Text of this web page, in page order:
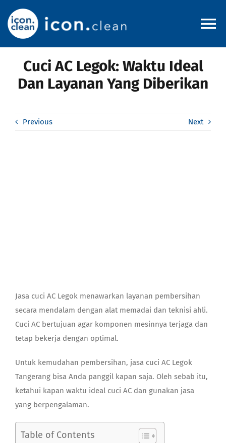
content
Home
Cuci AC Legok: Waktu Ideal
Dan Layanan Yang Diberikan
Previous Next
Jasa cuci AC Legok menawarkan layanan pembersihan
secara mendalam dengan alat memadai dan teknisi ahli.
Cuci AC bertujuan agar komponen mesinnya terjaga dan
tetap bekerja dengan optimal.
Untuk kemudahan pembersihan, jasa cuci AC Legok
Tangerang bisa Anda panggil kapan saja. Oleh sebab itu,
ketahui kapan waktu ideal cuci AC dan gunakan jasa
yang berpengalaman.
Table of Contents